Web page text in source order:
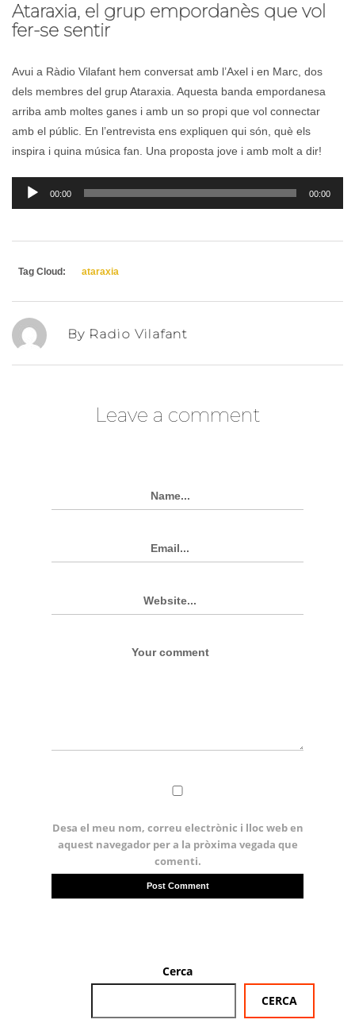
Ataraxia, el grup empordanès que vol
fer-se sentir
Avui a Ràdio Vilafant hem conversat amb l’Axel i en Marc, dos
dels membres del grup Ataraxia. Aquesta banda empordanesa
arriba amb moltes ganes i amb un so propi que vol connectar
amb el públic. En l’entrevista ens expliquen qui són, què els
inspira i quina música fan. Una proposta jove i amb molt a dir!
Reproductor
d'àudio
00:00 00:00
Tag Cloud: ataraxia
By Radio Vilafant
Leave a comment
Desa el meu nom, correu electrònic i lloc web en
aquest navegador per a la pròxima vegada que
comenti.
Cerca
CERCA